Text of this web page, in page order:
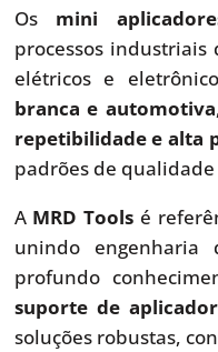
Os mini
processos
elétricos e
branca e automotiva
repetibilidade e alta
padrões de
A MRD Tools é
unindo
profundo
suporte de
soluções robustas,